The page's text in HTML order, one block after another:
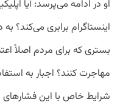
او در ادامه می‌پرسد: آیا
اینستاگرام برابری
بستری که برای مردم اصلاً
مهاجرت کنند؟ اجبار به
شرایط خاص با این فشارهای